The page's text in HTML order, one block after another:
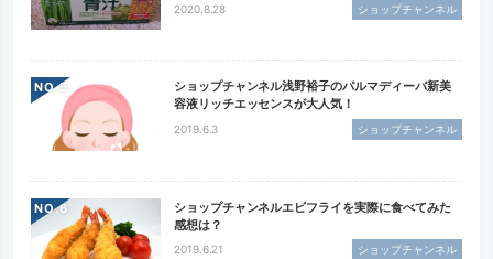
2020.8.28 ショップチャンネル
NO.
ショップチャンネル浅野裕子のパルマディーバ新美
容液リッチエッセンスが大人気！
2019.6.3 ショップチャンネル
NO.
ショップチャンネルエビフライを実際に食べてみた
感想は？
2019.6.21 ショップチャンネル